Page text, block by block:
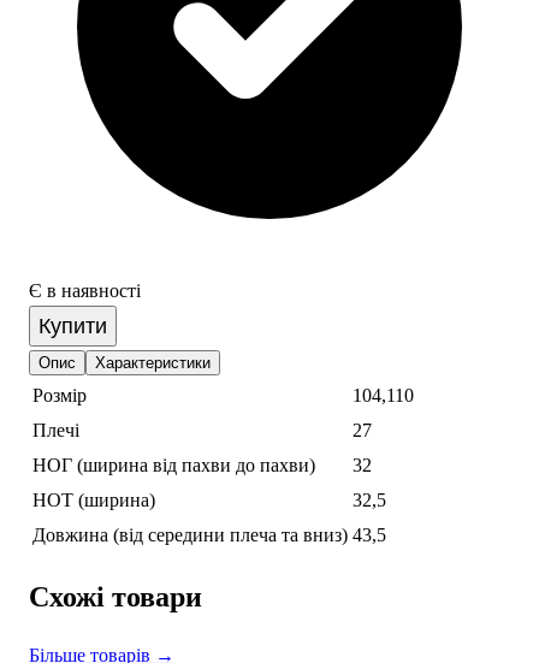
Є в наявності
Купити
Опис Характеристики
Розмір
104,110
Плечі
27
НОГ (ширина від пахви до пахви)
32
НОТ (ширина)
32,5
Довжина (від середини плеча та вниз) 43,5
Схожі товари
Більше товарів →